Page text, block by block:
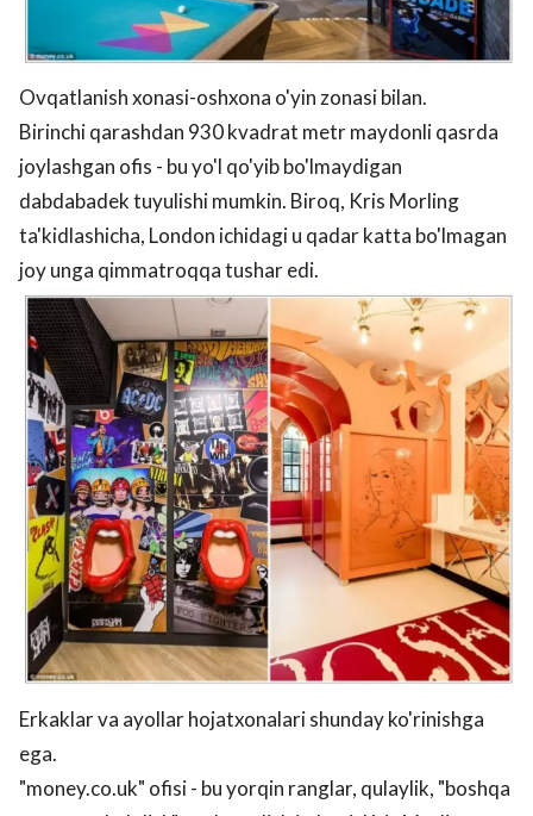
Ovqatlanish xonasi-oshxona o'yin zonasi bilan.
Birinchi qarashdan 930 kvadrat metr maydonli qasrda
joylashgan ofis - bu yo'l qo'yib bo'lmaydigan
dabdabadek tuyulishi mumkin. Biroq, Kris Morling
ta'kidlashicha, London ichidagi u qadar katta bo'lmagan
joy unga qimmatroqqa tushar edi.
Erkaklar va ayollar hojatxonalari shunday ko'rinishga
ega.
"money.co.uk" ofisi - bu yorqin ranglar, qulaylik, "boshqa